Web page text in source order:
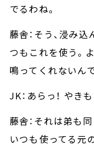
でるわね。
藤舎：そう、浸み
つもこれを使う。
鳴ってくれないん
JK：あらっ！ やき
藤舎：それは弟も
いつも使ってる元